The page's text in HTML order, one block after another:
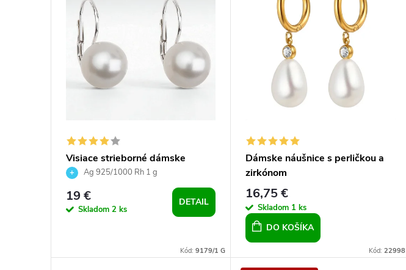
Visiace strieborné dámske
náušnice s perlou Preciosa
Ag 925/1000 Rh 1 g
19 €
Skladom 2 ks
DETAIL
Kód:9179/1 G
Dámske náušnice s perličkou a
zirkónom
16,75 €
Skladom 1 ks
DO KOŠÍKA
Kód: 22998